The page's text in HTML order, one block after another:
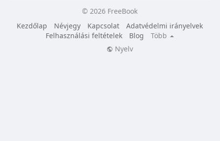
© 2026 FreeBook
Kezdőlap
Névjegy Kapcsolat
Adatvédelmi irányelvek
Felhasználási feltételek
Blog
Több
Nyelv